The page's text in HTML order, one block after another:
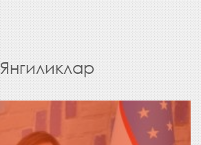
Янгиликлар